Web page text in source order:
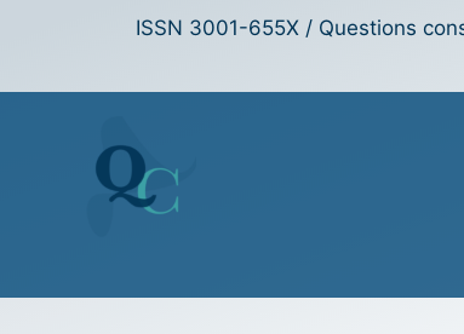
ISSN 3001-655X / Questions